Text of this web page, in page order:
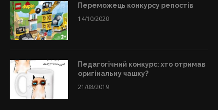
Переможець конкурсу репостів
14/10/2020
Педагогічний конкурс: хто отримав
оригінальну чашку?
21/08/2019